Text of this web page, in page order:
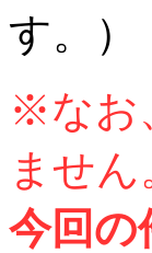
す。）
※なお
ません
今回の